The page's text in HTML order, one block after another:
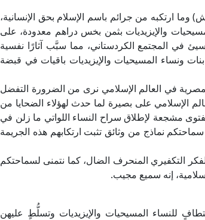
ارتكبه من جرائم باسم الإسلام بحق الإنسانية،
والإيزيديات بثمن بخس دراهم معدودة، على
في المجتمع الكردستاني، مما سبَّب آثارًا نفسية
ونساء المسيحيات والإيزيديات باقيات في قبضة
في العالم الإسلامي نرى من الضرورة التفضل
الإسلامي على بصيرة لما حدث لهؤلاء الضحايا من
مشجعة لإطلاق سراح النساء اللواتي ما زلن في
نماذج من وثائق تثبت ارتكابهم هذه الجريمة
التكفيري المنحرف الضال، كما نتمنى لسماحتكم
إنه سميع مجيب.
للنساء المسيحيات والإيزيديات وتسلُّطٍ عليهن